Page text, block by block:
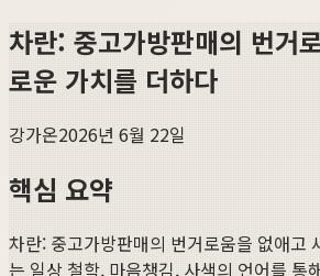
차란: 중고가방판매의 번거
로운 가치를 더하다
강가온2026년 6월 22일
핵심 요약
차란: 중고가방판매의 번거로움을 없애고
는 일상 철학, 마음챙김, 사색의 언어를 통